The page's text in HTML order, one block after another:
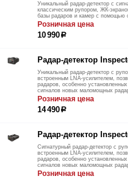
Уникальный радар-детектор с
классическим рупором, ЖК-
базы радаров и камер с помощью
Розничная цена
10 990р
Радар-детектор
Уникальный радар-детектор с
встроенным LNA-усилителем,
радаров, особенно
сигналов новых маломощных
Розничная цена
14 490р
Радар-детектор
Сигнатурный радар-детектор с
встроенным LNA-усилителем,
радаров, особенно
сигналов новых маломощных
Розничная цена